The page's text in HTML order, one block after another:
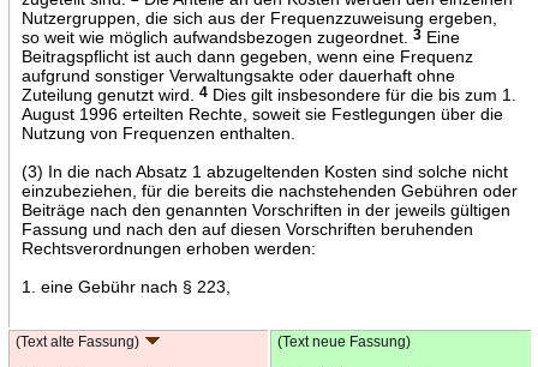
Nutzergruppen, die sich aus der Frequenzzuweisung ergeben,
so weit wie möglich aufwandsbezogen zugeordnet.
3Eine
Beitragspflicht ist auch dann gegeben, wenn eine Frequenz
aufgrund sonstiger Verwaltungsakte oder dauerhaft ohne
Zuteilung genutzt wird.
4Dies gilt insbesondere für die bis zum 1.
August 1996 erteilten Rechte, soweit sie Festlegungen über die
Nutzung von Frequenzen enthalten.
(3) In die nach Absatz 1 abzugeltenden Kosten sind solche nicht
einzubeziehen, für die bereits die nachstehenden Gebühren oder
Beiträge nach den genannten Vorschriften in der jeweils gültigen
Fassung und nach den auf diesen Vorschriften beruhenden
Rechtsverordnungen erhoben werden:
1. eine Gebühr nach § 223,
(Text alte Fassung) (Text neue Fassung)